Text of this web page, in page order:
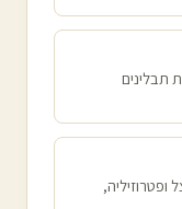
תבלינים